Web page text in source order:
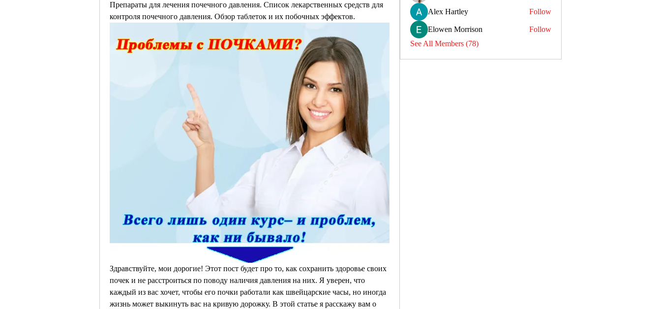
Препараты для лечения почечного давления. Список лекарственных средств для
контроля почечного давления. Обзор таблеток и их побочных эффектов.
Здравствуйте, мои дорогие! Этот пост будет про то, как сохранить здоровье своих
почек и не расстроиться по поводу наличия давления на них. Я уверен, что
каждый из вас хочет, чтобы его почки работали как швейцарские часы, но иногда
жизнь может выкинуть вас на кривую дорожку. В этой статье я расскажу вам о
Alex Hartley Follow
Elowen Morrison
Follow
See All Members (78)